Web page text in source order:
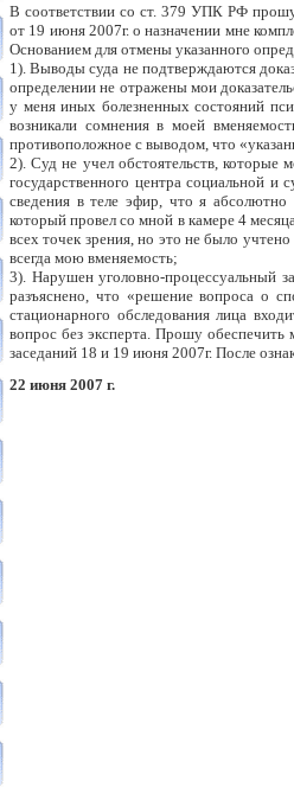
В соответствии со ст. 379 УПК РФ
от 19 июня 2007г. о назначении мне
Основанием для отмены указанного
1). Выводы суда не подтверждаются
определении не отражены мои
у меня иных болезненных состояний
возникали сомнения в моей
противоположное с выводом, что
2). Суд не учел обстоятельств, которые
государственного центра социальной
сведения в теле эфир, что я абсолютно
который провел со мной в камере 4
всех точек зрения, но это не было
всегда мою вменяемость;
3). Нарушен уголовно-процессуальный
разъяснено, что «решение вопроса о
стационарного обследования лица
вопрос без эксперта. Прошу обеспечить
заседаний 18 и 19 июня 2007г. После
22 июня 2007 г.